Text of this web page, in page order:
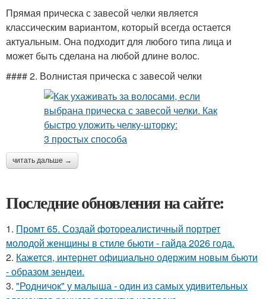
Прямая прическа с завесой челки является
классическим вариантом, который всегда остается
актуальным. Она подходит для любого типа лица и
может быть сделана на любой длине волос.
#### 2. Волнистая прическа с завесой челки
читать дальше →
Последние обновления на сайте:
1. Промт 65. Создай фотореалистичный портрет
молодой женщины в стиле бьюти - гайда 2026 года.
2. Кажется, интернет официально одержим новым бьюти
- образом зендеи.
3. "Родничок" у малыша - один из самых удивительных